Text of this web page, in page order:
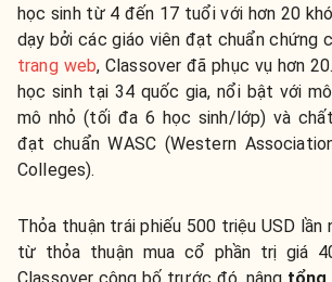
học sinh từ 4 đến 17 tuổi với hơn 20
dạy bởi các giáo viên đạt chuẩn chứng
trang web, Classover đã phục vụ hơn
học sinh tại 34 quốc gia, nổi bật với
mô nhỏ (tối đa 6 học sinh/lớp) và
đạt chuẩn WASC (Western
Colleges).
Thỏa thuận trái phiếu 500 triệu USD lần
từ thỏa thuận mua cổ phần trị giá